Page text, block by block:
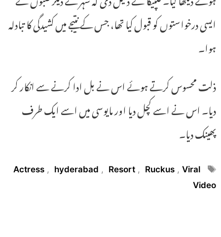
ایسی درخواستوں کو قبول کیا تھا، جس کے نتیجے میں کشیدگی کا تبادلہ
ہوا۔
ذلت محسوس کرتے ہوئے اس نے بل ادا کرنے سے انکار کر
دیا۔ اس نے اسے کچل دیا اور مایوسی میں اسے ایک طرف
پھینک دیا۔
Tags
Actress , hyderabad , Resort , Ruckus , Viral
Video